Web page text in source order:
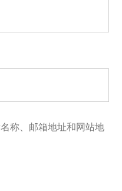
称、邮箱地址和网站地